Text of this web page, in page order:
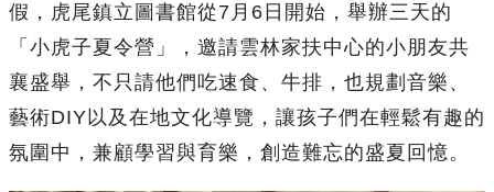
假，虎尾鎮立圖書館從7月6日開始，舉辦三天的
「小虎子夏令營」，邀請雲林家扶中心的小朋友共
襄盛舉，不只請他們吃速食、牛排，也規劃音樂、
藝術DIY以及在地文化導覽，讓孩子們在輕鬆有趣的
氛圍中，兼顧學習與育樂，創造難忘的盛夏回憶。